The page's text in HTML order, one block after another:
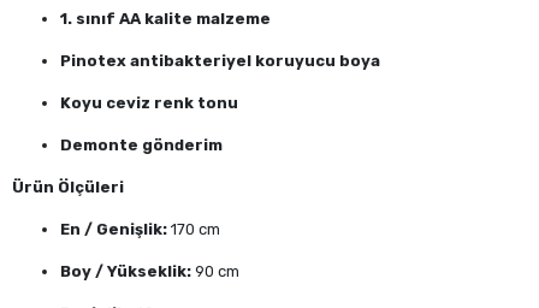
1. sınıf AA kalite malzeme
Pinotex antibakteriyel koruyucu boya
Koyu ceviz renk tonu
Demonte gönderim
Ürün Ölçüleri
En / Genişlik: 170 cm
Boy / Yükseklik: 90 cm